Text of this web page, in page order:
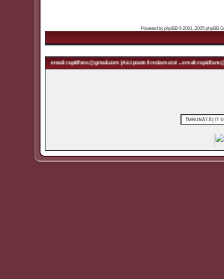
Powered byphpBB© 2001, 2005 phpBB
... email: rapidfans@gmail.com | Aici poate fi reclama ta! ... email: rapidfans@gmail.com